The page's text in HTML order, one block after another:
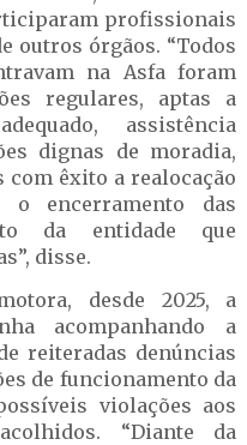
profissionais
outros órgãos. “Todos
na Asfa foram
regulares, aptas a
assistência
dignas de moradia,
com êxito a realocação
encerramento das
da entidade que
disse.
desde 2025, a
acompanhando a
reiteradas denúncias
de funcionamento da
violações aos
“Diante da